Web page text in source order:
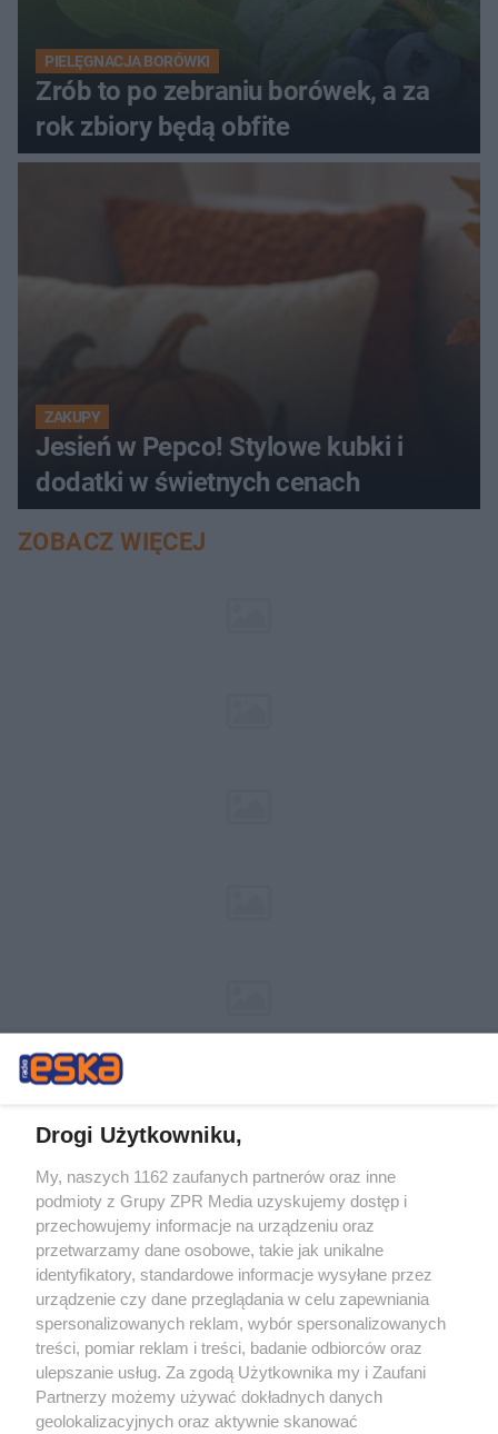
PIELĘGNACJA BORÓWKI
Zrób to po zebraniu borówek, a za
rok zbiory będą obfite
ZAKUPY
Jesień w Pepco! Stylowe kubki i
dodatki w świetnych cenach
ZOBACZ WIĘCEJ
Żaden utwór zamieszczony w serwisie nie może być powielany i
rozpowszechniany lub dalej rozpowszechniany w jakikolwiek sposób (w
tym także elektroniczny lub mechaniczny) na jakimkolwiek polu
eksploatacji w jakiejkolwiek formie, włącznie z umieszczaniem w
Internecie bez pisemnej zgody właściciela praw. Jakiekolwiek użycie lub
wykorzystanie utworów w całości lub w części z naruszeniem prawa,
tzn. bez właściwej zgody, jest zabronione pod groźbą kary i może być
ścigane prawnie.
Drogi Użytkowniku,
My, naszych 1162 zaufanych partnerów oraz inne
podmioty z Grupy ZPR Media uzyskujemy dostęp i
przechowujemy informacje na urządzeniu oraz
przetwarzamy dane osobowe, takie jak unikalne
identyfikatory, standardowe informacje wysyłane przez
urządzenie czy dane przeglądania w celu zapewniania
spersonalizowanych reklam, wybór spersonalizowanych
treści, pomiar reklam i treści, badanie odbiorców oraz
ulepszanie usług. Za zgodą Użytkownika my i Zaufani
Partnerzy możemy używać dokładnych danych
geolokalizacyjnych oraz aktywnie skanować